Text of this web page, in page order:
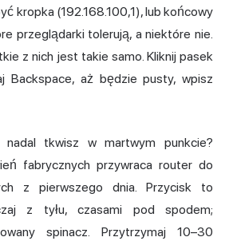
kropka (192.168.100,1), lub końcowy
przeglądarki tolerują, a niektóre nie.
z nich jest takie samo. Kliknij pasek
Backspace, aż będzie pusty, wpisz
tkwisz w martwym punkcie?
fabrycznych przywraca router do
z pierwszego dnia. Przycisk to
z tyłu, czasami pod spodem;
spinacz. Przytrzymaj 10–30